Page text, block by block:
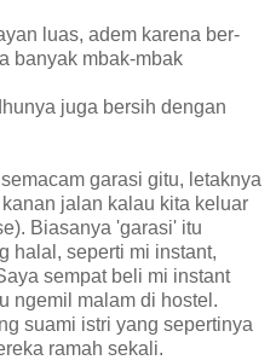
luas, adem karena ber-
banyak mbak-mbak
juga bersih dengan
garasi gitu, letaknya
jalan kalau kita keluar
Biasanya 'garasi' itu
halal, seperti mi instant,
sempat beli mi instant
ngemil malam di hostel.
suami istri yang sepertinya
ramah sekali.